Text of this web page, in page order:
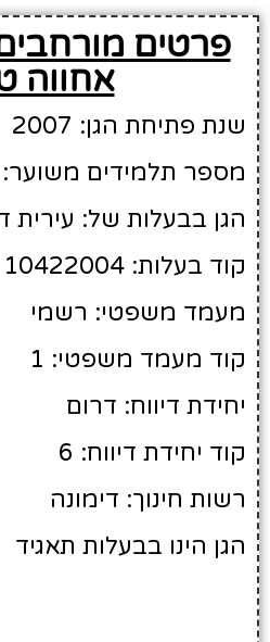
פרטים מורחבים
אחווה
שנת פתיחת הגן: 2007
מספר תלמידים משוער: 30 תלמידים
הגן בבעלות של: עירית
קוד בעלות: 10422004
מעמד משפטי: רשמי
קוד מעמד משפטי: 1
יחידת דיווח: דרום
קוד יחידת דיווח: 6
רשות חינוך: דימונה
הגן הינו בבעלות תאגיד